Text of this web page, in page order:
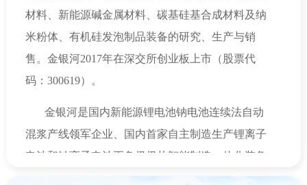
材料、新能源碱金属材料、碳基硅基合成材料及纳
米粉体、有机硅发泡制品装备的研究、生产与销
售。金银河2017年在深交所创业板上市（股票代
码： 300619）。
金银河是国内新能源锂电池钠电池连续法自动
混浆产线领军企业、国内首家自主制造生产锂离子
电池和钠离子电池正负极极片智能制造一体化装备
并提供完整解决方案的企业。
新能源电池智能装备